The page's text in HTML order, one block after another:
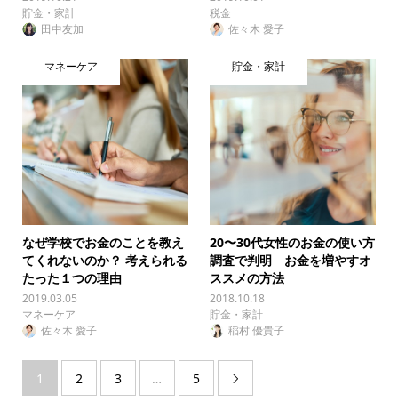
貯金・家計
田中友加
税金
佐々木 愛子
マネーケア
なぜ学校でお金のことを教え
てくれないのか？ 考えられる
たった１つの理由
2019.03.05
マネーケア
佐々木 愛子
貯金・家計
20〜30代女性のお金の使い方
調査で判明 お金を増やすオ
ススメの方法
2018.10.18
貯金・家計
稲村 優貴子
1 2 3 … 5 